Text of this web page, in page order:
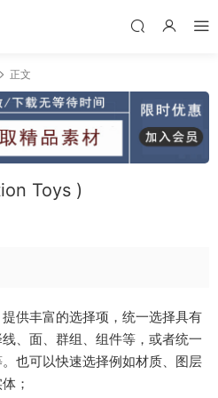
正文
Toys )
供丰富的选择项，统一选择具有
、面、群组、组件等，或者统一
也可以快速选择例如材质、图层
；